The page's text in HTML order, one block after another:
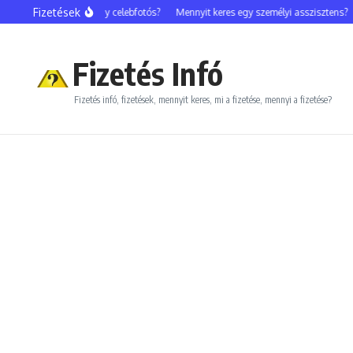
Ugrás a tartalomhoz
Fizetések
Mennyit keres egy celebfotós? Mennyit keres egy személyi asszisztens?
Fizetés Infó
Fizetés infó, fizetések, mennyit keres, mi a fizetése, mennyi a fizetése?